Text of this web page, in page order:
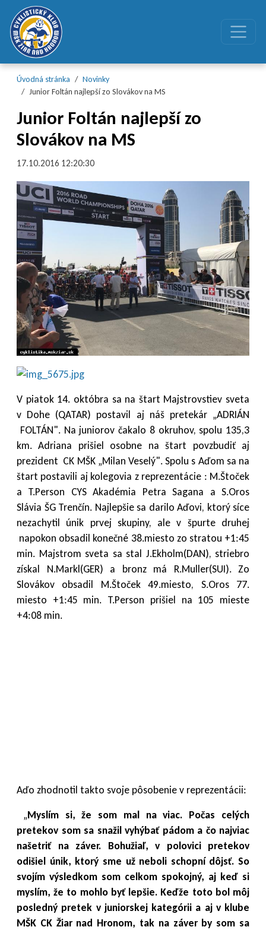
Preskočiť na obsah
Preskočiť na hlavné menu
Úvodná stránka
Novinky
Junior Foltán najlepší zo Slovákov na MS
Junior Foltán najlepší zo
Slovákov na MS
17.10.2016 12:20:30
V piatok 14. októbra sa na štart Majstrovstiev sveta
v Dohe (QATAR) postavil aj náš pretekár „ADRIÁN
FOLTÁN". Na juniorov čakalo 8 okruhov, spolu 135,3
km. Adriana prišiel osobne na štart povzbudiť aj
prezident CK MŠK „Milan Veselý". Spolu s Aďom sa na
štart postavili aj kolegovia z reprezentácie : M.Štoček
a T.Person CYS Akadémia Petra Sagana a S.Oros
Slávia ŠG Trenčín. Najlepšie sa darilo Aďovi, ktorý síce
nezachytil únik prvej skupiny, ale v špurte druhej
napokon obsadil konečné 38.miesto zo stratou +1:45
min. Majstrom sveta sa stal J.Ekholm(DAN), striebro
získal N.Markl(GER) a bronz má R.Muller(SUI). Zo
Slovákov obsadil M.Štoček 49.miesto, S.Oros 77.
miesto +1:45 min. T.Person prišiel na 105 mieste
+4:08 min.
Aďo zhodnotil takto svoje pôsobenie v reprezentácii:
„Myslím si, že som mal na viac. Počas celých
pretekov som sa snažil vyhýbať pádom a čo najviac
našetriť na záver. Bohužiaľ, v polovici pretekov
odišiel únik, ktorý sme už neboli schopní dôjsť. So
svojím výsledkom som celkom spokojný, aj keď si
myslím, že to mohlo byť lepšie. Keďže toto bol môj
posledný pretek v juniorskej kategórii a aj v klube
MŠK CK Žiar nad Hronom, tak na záver by som sa